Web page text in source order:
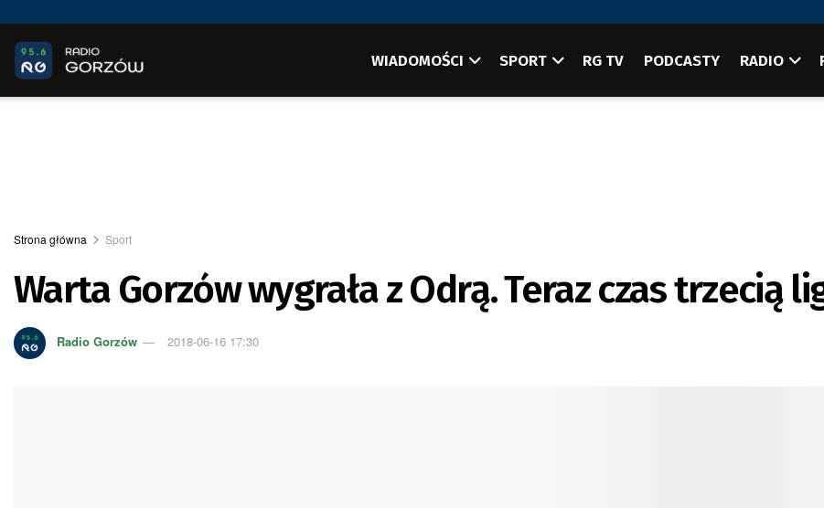
WIADOMOŚCI SPORT RG TV PODCASTY RADIO
Strona główna Sport
Warta Gorzów wygrała z Odrą. Teraz czas trzecią
Radio Gorzów 2018-06-16 17:30